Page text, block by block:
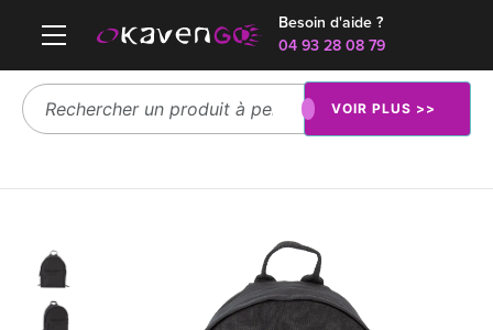
Besoin d'aide ?
04 93 28 08 79
VOIR PLUS >>